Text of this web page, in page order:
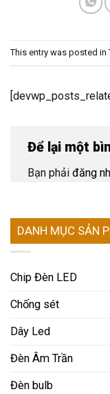
This entry was posted in
Để lại một
Bạn phải đăng
DANH MỤC SẢN
Chip Đèn LED
Chống sét
Dây Led
Đèn Âm Trần
Đèn bulb